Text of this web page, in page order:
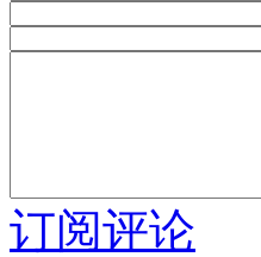
订阅评论